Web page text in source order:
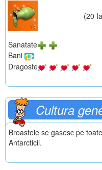
(20
Sanatate
Bani
Dragoste
Cultura
Broastele se gasesc pe
Antarcticii.